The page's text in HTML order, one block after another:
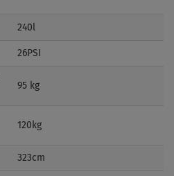
240l
26PSI
95 kg
120kg
323cm